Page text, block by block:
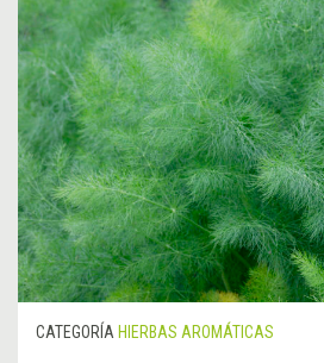
CATEGORÍA HIERBAS AROMÁTICAS